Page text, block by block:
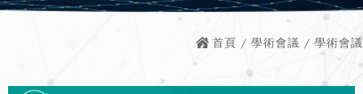
首頁 / 學術會議 / 學術會議